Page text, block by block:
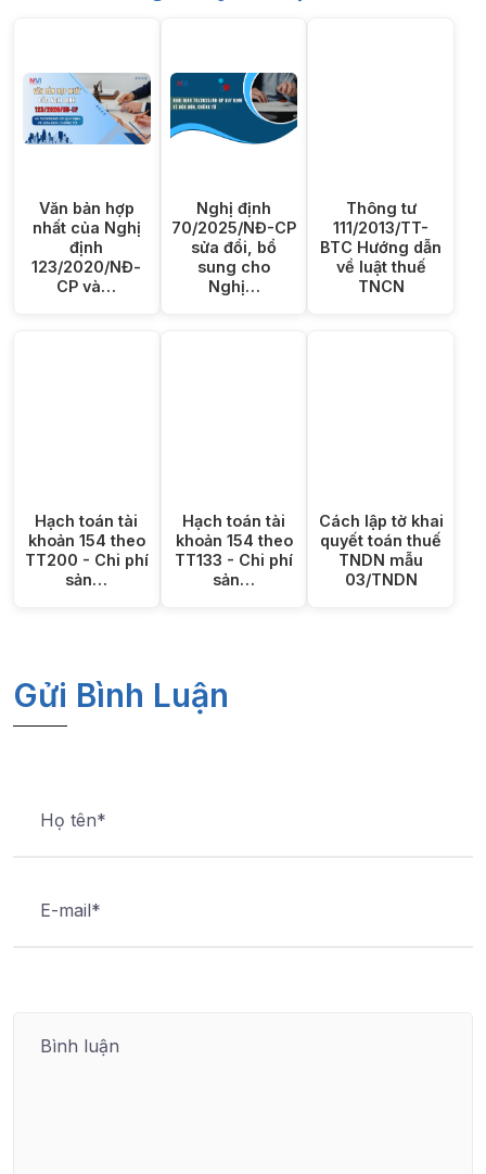
Văn bản hợp
nhất của Nghị
định
123/2020/NĐ-
CP và…
Nghị định
70/2025/NĐ-CP
sửa đổi, bổ
sung cho
Nghị…
Thông tư
111/2013/TT-
BTC Hướng dẫn
về luật thuế
TNCN
Hạch toán tài
khoản 154 theo
TT200 - Chi phí
sản…
Hạch toán tài
khoản 154 theo
TT133 - Chi phí
sản…
Cách lập tờ khai
quyết toán thuế
TNDN mẫu
03/TNDN
Gửi Bình Luận